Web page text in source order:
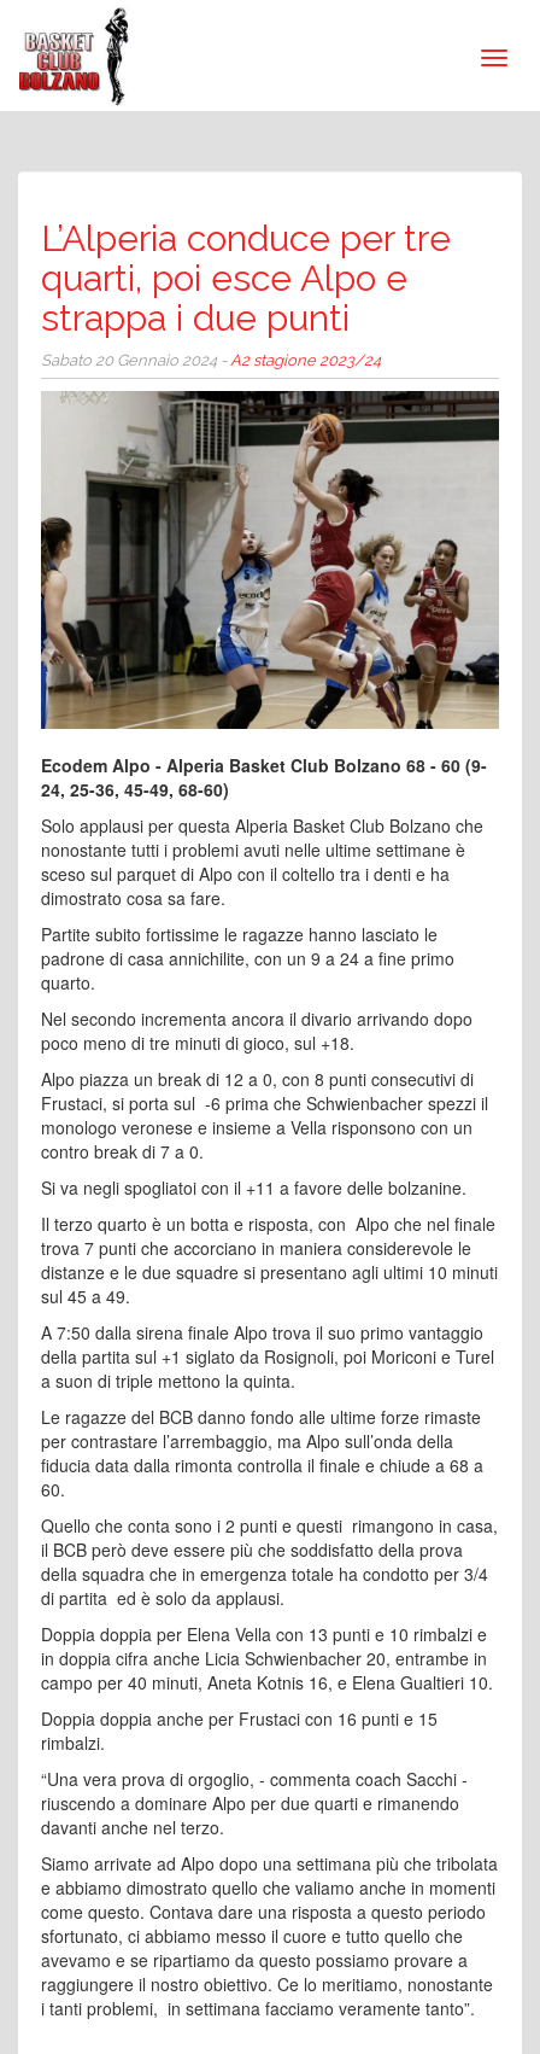
L’Alperia conduce per tre
quarti, poi esce Alpo e
strappa i due punti
Sabato 20 Gennaio 2024 -A2 stagione 2023/24
Ecodem Alpo - Alperia Basket Club Bolzano 68 - 60 (9-
24, 25-36, 45-49, 68-60)
Solo applausi per questa Alperia Basket Club Bolzano che
nonostante tutti i problemi avuti nelle ultime settimane è
sceso sul parquet di Alpo con il coltello tra i denti e ha
dimostrato cosa sa fare.
Partite subito fortissime le ragazze hanno lasciato le
padrone di casa annichilite, con un 9 a 24 a fine primo
quarto.
Nel secondo incrementa ancora il divario arrivando dopo
poco meno di tre minuti di gioco, sul +18.
Alpo piazza un break di 12 a 0, con 8 punti consecutivi di
Frustaci, si porta sul -6 prima che Schwienbacher spezzi il
monologo veronese e insieme a Vella risponsono con un
contro break di 7 a 0.
Si va negli spogliatoi con il +11 a favore delle bolzanine.
Il terzo quarto è un botta e risposta, con Alpo che nel finale
trova 7 punti che accorciano in maniera considerevole le
distanze e le due squadre si presentano agli ultimi 10 minuti
sul 45 a 49.
A 7:50 dalla sirena finale Alpo trova il suo primo vantaggio
della partita sul +1 siglato da Rosignoli, poi Moriconi e Turel
a suon di triple mettono la quinta.
Le ragazze del BCB danno fondo alle ultime forze rimaste
per contrastare l’arrembaggio, ma Alpo sull’onda della
fiducia data dalla rimonta controlla il finale e chiude a 68 a
60.
Quello che conta sono i 2 punti e questi rimangono in casa,
il BCB però deve essere più che soddisfatto della prova
della squadra che in emergenza totale ha condotto per 3/4
di partita ed è solo da applausi.
Doppia doppia per Elena Vella con 13 punti e 10 rimbalzi e
in doppia cifra anche Licia Schwienbacher 20, entrambe in
campo per 40 minuti, Aneta Kotnis 16, e Elena Gualtieri 10.
Doppia doppia anche per Frustaci con 16 punti e 15
rimbalzi.
“Una vera prova di orgoglio, - commenta coach Sacchi -
riuscendo a dominare Alpo per due quarti e rimanendo
davanti anche nel terzo.
Siamo arrivate ad Alpo dopo una settimana più che tribolata
e abbiamo dimostrato quello che valiamo anche in momenti
come questo. Contava dare una risposta a questo periodo
sfortunato, ci abbiamo messo il cuore e tutto quello che
avevamo e se ripartiamo da questo possiamo provare a
raggiungere il nostro obiettivo. Ce lo meritiamo, nonostante
i tanti problemi, in settimana facciamo veramente tanto”.